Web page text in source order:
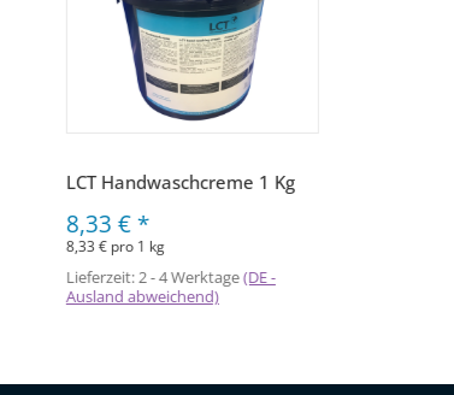
LCT Handwaschcreme 1 Kg
8,33 €*
8,33 € pro 1 kg
Lieferzeit:2 - 4 Werktage(DE -
Ausland abweichend)